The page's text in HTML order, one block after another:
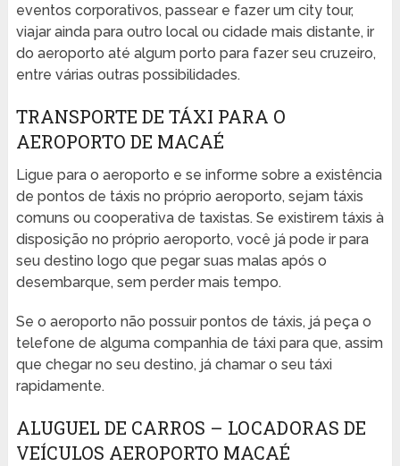
eventos corporativos, passear e fazer um city tour,
viajar ainda para outro local ou cidade mais distante, ir
do aeroporto até algum porto para fazer seu cruzeiro,
entre várias outras possibilidades.
TRANSPORTE DE TÁXI PARA O
AEROPORTO DE MACAÉ
Ligue para o aeroporto e se informe sobre a existência
de pontos de táxis no próprio aeroporto, sejam táxis
comuns ou cooperativa de taxistas. Se existirem táxis à
disposição no próprio aeroporto, você já pode ir para
seu destino logo que pegar suas malas após o
desembarque, sem perder mais tempo.
Se o aeroporto não possuir pontos de táxis, já peça o
telefone de alguma companhia de táxi para que, assim
que chegar no seu destino, já chamar o seu táxi
rapidamente.
ALUGUEL DE CARROS – LOCADORAS DE
VEÍCULOS AEROPORTO MACAÉ